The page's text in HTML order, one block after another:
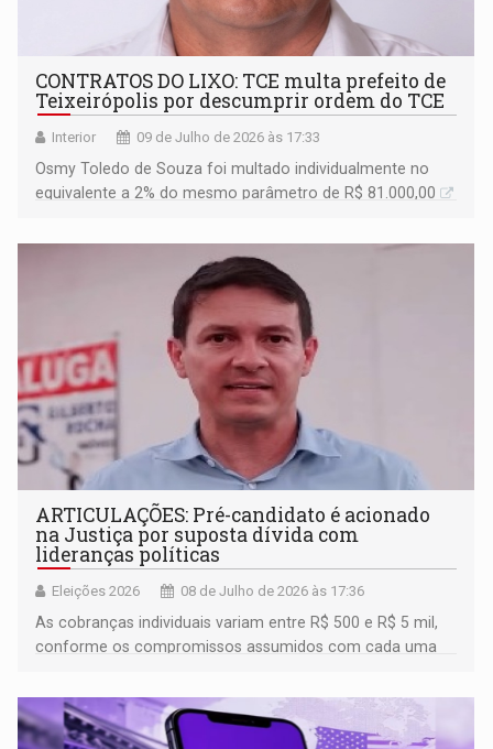
CONTRATOS DO LIXO: TCE multa prefeito de
Teixeirópolis por descumprir ordem do TCE
Interior 09 de Julho de 2026 às 17:33
Osmy Toledo de Souza foi multado individualmente no
equivalente a 2% do mesmo parâmetro de R$ 81.000,00
ARTICULAÇÕES: Pré-candidato é acionado
na Justiça por suposta dívida com
lideranças políticas
Eleições 2026 08 de Julho de 2026 às 17:36
As cobranças individuais variam entre R$ 500 e R$ 5 mil,
conforme os compromissos assumidos com cada uma